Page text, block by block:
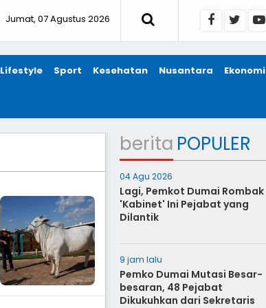
Jumat, 07 Agustus 2026
Lifestyle Sport Kesehatan Nusantara Ekonomi
berita POPULER
04 Agu 2026
Lagi, Pemkot Dumai Rombak
'Kabinet' Ini Pejabat yang
Dilantik
9 jam lalu
Pemko Dumai Mutasi Besar-
besaran, 48 Pejabat
Dikukuhkan dari Sekretaris